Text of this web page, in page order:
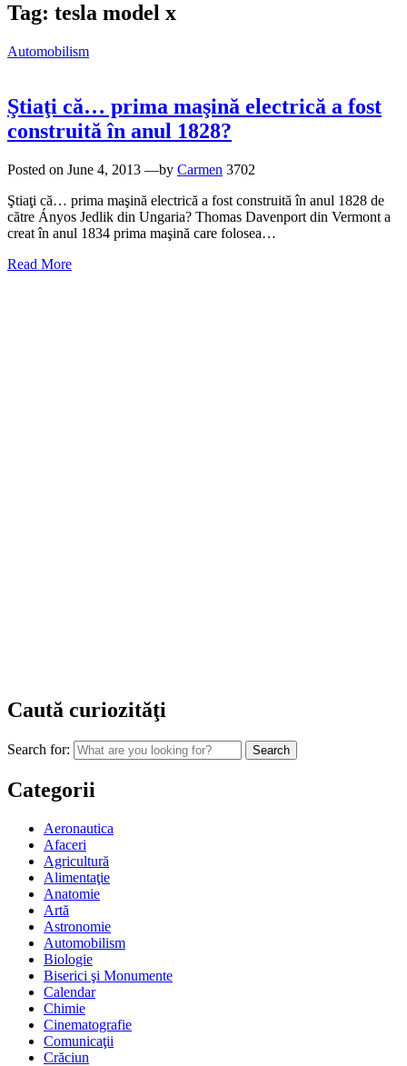
Tag: tesla model x
Automobilism
Ştiaţi că… prima maşină electrică a fost
construită în anul 1828?
Posted on June 4, 2013 —by Carmen 3702
Ştiaţi că… prima maşină electrică a fost construită în anul 1828 de
către Ányos Jedlik din Ungaria? Thomas Davenport din Vermont a
creat în anul 1834 prima maşină care folosea…
Read More
Caută curiozităţi
Search for:
Categorii
Aeronautica
Afaceri
Agricultură
Alimentaţie
Anatomie
Artă
Astronomie
Automobilism
Biologie
Biserici şi Monumente
Calendar
Chimie
Cinematografie
Comunicaţii
Crăciun